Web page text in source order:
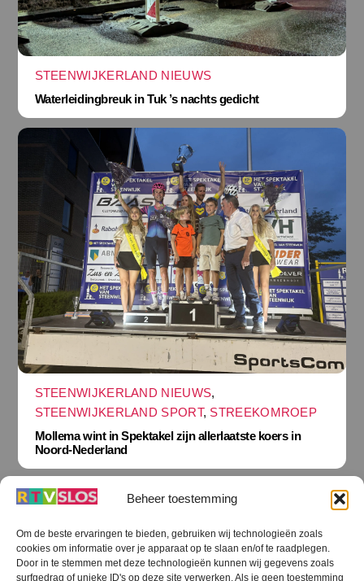
Beheer toestemming
Om de beste ervaringen te bieden, gebruiken wij technologieën zoals
cookies om informatie over je apparaat op te slaan en/of te raadplegen.
Door in te stemmen met deze technologieën kunnen wij gegevens zoals
surfgedrag of unieke ID's op deze site verwerken. Als je geen toestemming
STEENWIJKERLAND NIEUWS
Waterleidingbreuk in Tuk ’s nachts gedicht
STEENWIJKERLAND NIEUWS,
STEENWIJKERLAND SPORT, STREEKOMROEP
Mollema wint in Spektakel zijn allerlaatste koers in
Noord-Nederland
Terug
naar
boven